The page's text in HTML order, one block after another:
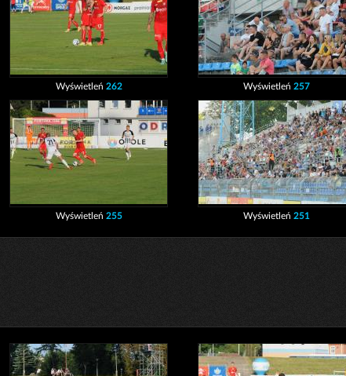
Wyświetleń 262 Wyświetleń257
Wyświetleń 255 Wyświetleń251